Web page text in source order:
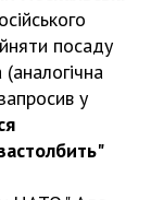
посаду
у